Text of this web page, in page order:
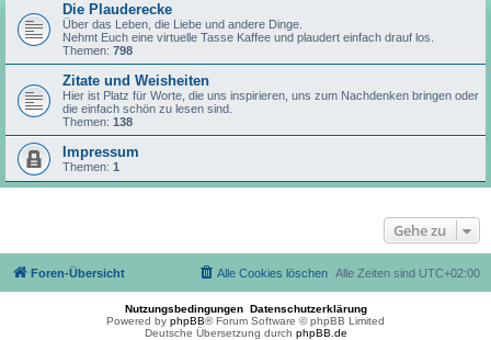
Die Plauderecke
Über das Leben, die Liebe und andere Dinge.
Nehmt Euch eine virtuelle Tasse Kaffee und plaudert einfach drauf los.
Themen: 798
Zitate und Weisheiten
Hier ist Platz für Worte, die uns inspirieren, uns zum Nachdenken bringen oder
die einfach schön zu lesen sind.
Themen: 138
Impressum
Themen: 1
Gehe zu
Foren-Übersicht Alle Zeiten sind UTC+02:00
Alle Cookies löschen
Nutzungsbedingungen Datenschutzerklärung
Powered by phpBB® Forum Software © phpBB Limited
Deutsche Übersetzung durch phpBB.de